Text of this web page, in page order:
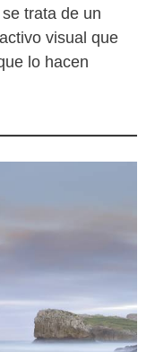
trata de un
visual que
lo hacen